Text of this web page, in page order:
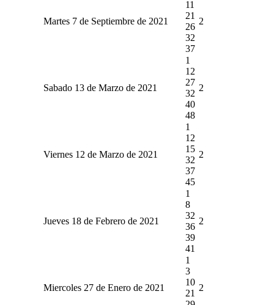
Martes 7 de Septiembre de 2021
11
21
26
32
37
2
Sabado 13 de Marzo de 2021
1
12
27
32
40
48
2
Viernes 12 de Marzo de 2021
1
12
15
32
37
45
2
Jueves 18 de Febrero de 2021
1
8
32
36
39
41
2
Miercoles 27 de Enero de 2021
1
3
10
21
2